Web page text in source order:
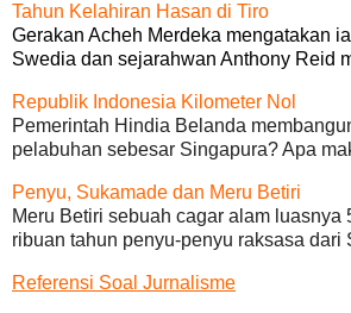
Tahun Kelahiran Hasan di Tiro
Gerakan Acheh Merdeka mengatakan
Swedia dan sejarahwan Anthony Reid
Republik Indonesia Kilometer Nol
Pemerintah Hindia Belanda
pelabuhan sebesar Singapura? Apa
Penyu, Sukamade dan Meru Betiri
Meru Betiri sebuah cagar alam
ribuan tahun penyu-penyu raksasa
Referensi Soal Jurnalisme